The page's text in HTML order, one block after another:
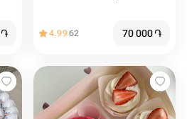
֏ 4.9962 70 000֏